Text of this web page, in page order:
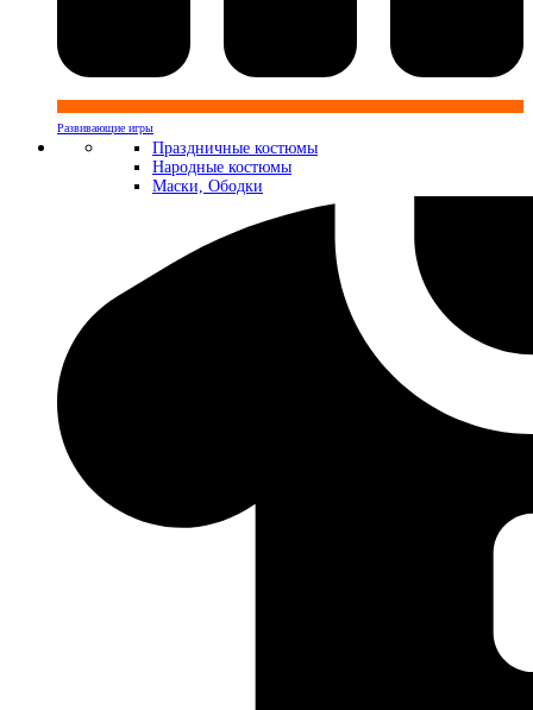
Развивающие игры
Праздничные костюмы
Народные костюмы
Маски, Ободки